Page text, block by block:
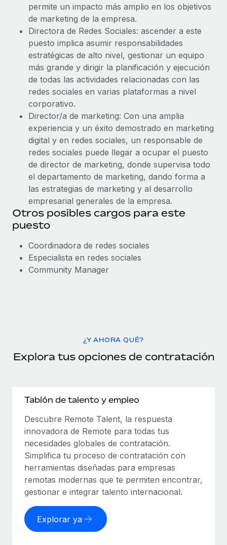
permite un impacto más amplio en los objetivos
de marketing de la empresa.
Directora de Redes Sociales: ascender a este
puesto implica asumir responsabilidades
estratégicas de alto nivel, gestionar un equipo
más grande y dirigir la planificación y ejecución
de todas las actividades relacionadas con las
redes sociales en varias plataformas a nivel
corporativo.
Director/a de marketing: Con una amplia
experiencia y un éxito demostrado en marketing
digital y en redes sociales, un responsable de
redes sociales puede llegar a ocupar el puesto
de director de marketing, donde supervisa todo
el departamento de marketing, dando forma a
las estrategias de marketing y al desarrollo
empresarial generales de la empresa.
Otros posibles cargos para este
puesto
Coordinadora de redes sociales
Especialista en redes sociales
Community Manager
¿Y AHORA QUÉ?
Explora tus opciones de contratación
Tablón de talento y empleo
Descubre Remote Talent, la respuesta
innovadora de Remote para todas tus
necesidades globales de contratación.
Simplifica tu proceso de contratación con
herramientas diseñadas para empresas
remotas modernas que te permiten encontrar,
gestionar e integrar talento internacional.
Explorar ya